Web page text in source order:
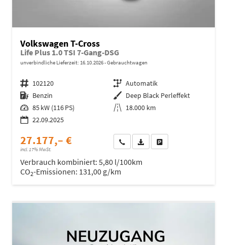
Volkswagen T-Cross
Life Plus 1.0 TSI 7-Gang-DSG
unverbindliche Lieferzeit: 16.10.2026 Gebrauchtwagen
Fahrzeugnr. 102120 Getriebe Automatik
Kraftstoff Benzin Außenfarbe Deep Black Perleffekt
Leistung 85 kW (116 PS) Kilometerstand 18.000 km
22.09.2025
27.177,– €
incl. 17% MwSt.
Wir rufen Sie anFahrzeugexposé (PDF)
Verbrauch kombiniert: 5,80 l/100km
CO2-Emissionen: 131,00 g/km